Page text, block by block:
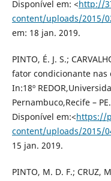
Disponível em: <http://
content/uploads/2015/
em: 18 jan. 2019.
PINTO, É. J. S.;
fator condicionante nas
In:18º
Pernambuco,Recife –
Disponível em:<https://
content/uploads/2015/
15 jan. 2019.
PINTO, M. D. F.; CRUZ,